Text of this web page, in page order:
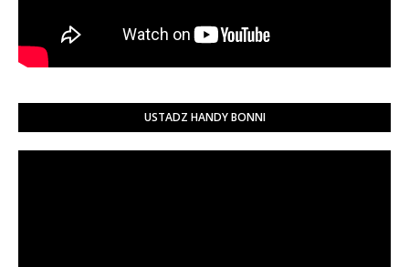
USTADZ HANDY BONNI